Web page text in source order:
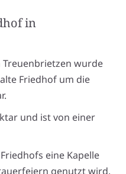
in
Treuenbrietzen wurde
Friedhof um die
und ist von einer
eine Kapelle
genutzt wird.